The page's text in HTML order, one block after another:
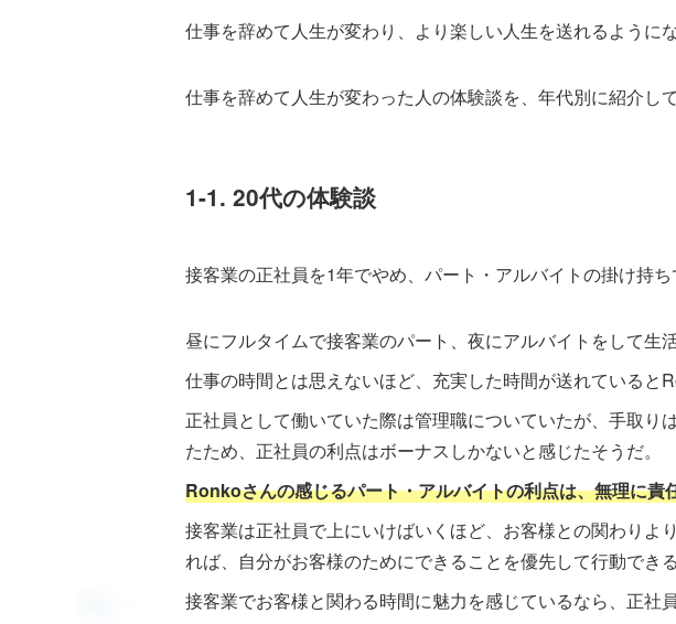
仕事を辞めて人生が変わり、より楽しい人生を送れるように
仕事を辞めて人生が変わった人の体験談を、年代別に紹介して
1-1. 20代の体験談
接客業の正社員を1年でやめ、パート・アルバイトの掛け持ち
昼にフルタイムで接客業のパート、夜にアルバイトをして生活
仕事の時間とは思えないほど、充実した時間が送れていると
正社員として働いていた際は管理職についていたが、手取
たため、正社員の利点はボーナスしかないと感じたそうだ。
Ronkoさんの感じるパート・アルバイトの利点は、無理に責
接客業は正社員で上にいけばいくほど、お客様との関わり
れば、自分がお客様のためにできることを優先して行動できる
接客業でお客様と関わる時間に魅力を感じているなら、正